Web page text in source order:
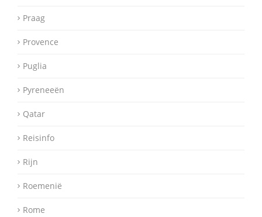
Praag
Provence
Puglia
Pyreneeën
Qatar
Reisinfo
Rijn
Roemenië
Rome